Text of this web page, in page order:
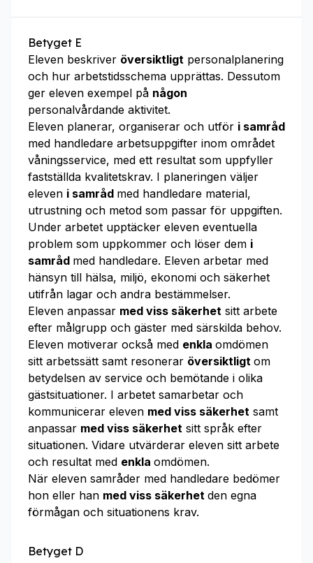
Betyget E
Eleven beskriver översiktligt personalplanering
och hur arbetstidsschema upprättas. Dessutom
ger eleven exempel på någon
personalvårdande aktivitet.
Eleven planerar, organiserar och utför i samråd
med handledare arbetsuppgifter inom området
våningsservice, med ett resultat som uppfyller
fastställda kvalitetskrav. I planeringen väljer
eleven i samråd med handledare material,
utrustning och metod som passar för uppgiften.
Under arbetet upptäcker eleven eventuella
problem som uppkommer och löser dem i
samråd med handledare. Eleven arbetar med
hänsyn till hälsa, miljö, ekonomi och säkerhet
utifrån lagar och andra bestämmelser.
Eleven anpassar med viss säkerhet sitt arbete
efter målgrupp och gäster med särskilda behov.
Eleven motiverar också med enkla omdömen
sitt arbetssätt samt resonerar översiktligt om
betydelsen av service och bemötande i olika
gästsituationer. I arbetet samarbetar och
kommunicerar eleven med viss säkerhet samt
anpassar med viss säkerhet sitt språk efter
situationen. Vidare utvärderar eleven sitt arbete
och resultat med enkla omdömen.
När eleven samråder med handledare bedömer
hon eller han med viss säkerhet den egna
förmågan och situationens krav.
Betyget D